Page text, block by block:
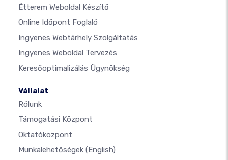
Étterem Weboldal Készítő
Online Időpont Foglaló
Ingyenes Webtárhely Szolgáltatás
Ingyenes Weboldal Tervezés
Keresőoptimalizálás Ügynökség
Vállalat
Rólunk
Támogatási Központ
Oktatóközpont
Munkalehetőségek (English)